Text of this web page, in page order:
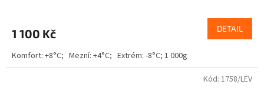
1 100 Kč DETAIL
Komfort: +8°C; Mezní: +4°C; Extrém: -8°C; 1 000g
Kód: 1758/LEV